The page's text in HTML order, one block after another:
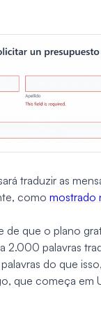
traduzir as
como mostrado
de que o plano
2.000 palavras
do que
que começa em